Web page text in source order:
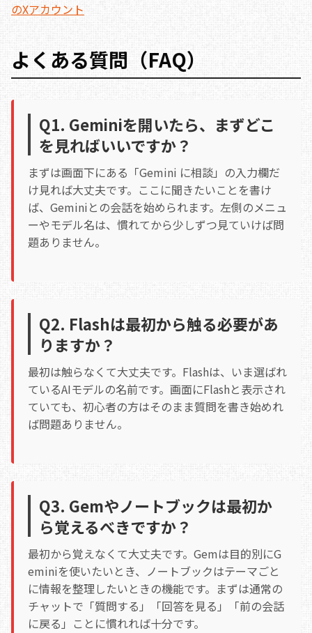
のXアカウント
よくある質問（FAQ）
Q1. Geminiを開いたら、まずどこ
を見ればいいですか？
まずは画面下にある「Gemini に相談」の入力欄だ
け見れば大丈夫です。ここに聞きたいことを書け
ば、Geminiとの会話を始められます。左側のメニュ
ーやモデル名は、慣れてから少しずつ見ていけば問
題ありません。
Q2. Flashは最初から触る必要があ
りますか？
最初は触らなくて大丈夫です。Flashは、いま選ばれ
ているAIモデルの名前です。画面にFlashと表示され
ていても、初心者の方はそのまま質問を書き始めれ
ば問題ありません。
Q3. Gemやノートブックは最初か
ら覚えるべきですか？
最初から覚えなくて大丈夫です。Gemは目的別にG
eminiを使いたいとき、ノートブックはテーマごと
に情報を整理したいときの機能です。まずは通常の
チャットで「質問する」「回答を見る」「前の会話
に戻る」ことに慣れれば十分です。